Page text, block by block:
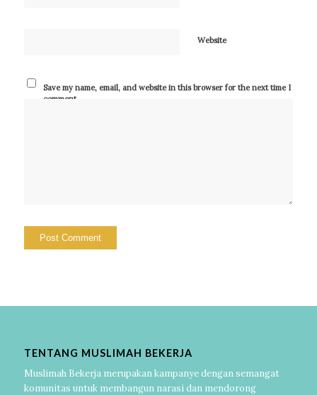
Website
Save my name, email, and website in this browser for the next time I
comment.
TENTANG MUSLIMAH BEKERJA
Muslimah Bekerja merupakan kampanye dengan semangat
komunitas untuk membangun narasi dan mendorong